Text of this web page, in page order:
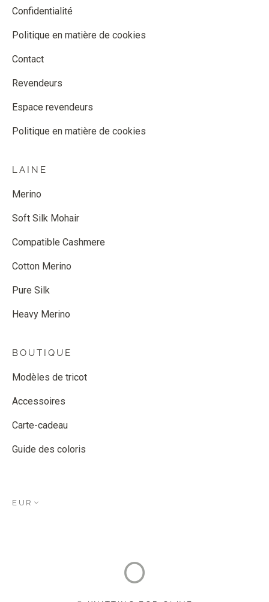
Confidentialité
Politique en matière de cookies
Contact
Revendeurs
Espace revendeurs
Politique en matière de cookies
LAINE
Merino
Soft Silk Mohair
Compatible Cashmere
Cotton Merino
Pure Silk
Heavy Merino
BOUTIQUE
Modèles de tricot
Accessoires
Carte-cadeau
Guide des coloris
EUR